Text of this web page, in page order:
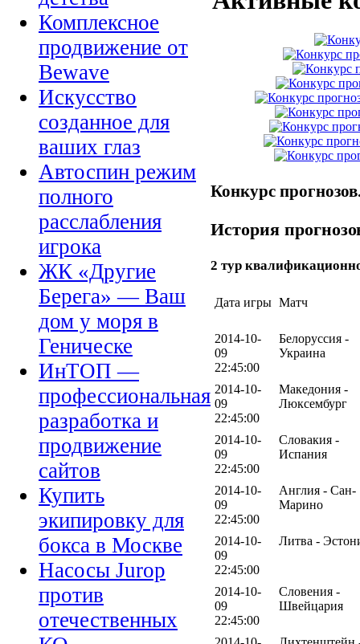
Комплексное
продвижение от
Bewave
Искусство
созданное для
ваших глаз
Автоспин режим
полного
расслабления
игрока
ЖК «Другие
Берега» — Ваш
дом у моря в
Геническе
ИнТОП —
профессиональная
разработка и
продвижение
сайтов
Купить
экипировку для
бокса в Москве
Насосы Jurop
против
отечественных
Конкурс
История
2 тур
Дата игры Матч
2014-10-
09
22:45:00
Белоруссия -
Украина
2014-10-
09
22:45:00
Македония -
Люксембург
2014-10-
09
22:45:00
Словакия -
Испания
2014-10-
09
22:45:00
Англия - Сан-
Марино
2014-10-
09
22:45:00
Литва -
2014-10-
09
22:45:00
Словения -
Швейцария